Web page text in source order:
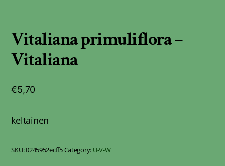
Vitaliana primuliflora –
Vitaliana
€5,70
keltainen
SKU:0245952ecff5Category: U-V-W